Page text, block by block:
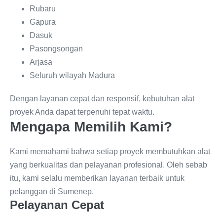
Rubaru
Gapura
Dasuk
Pasongsongan
Arjasa
Seluruh wilayah Madura
Dengan layanan cepat dan responsif, kebutuhan alat
proyek Anda dapat terpenuhi tepat waktu.
Mengapa Memilih Kami?
Kami memahami bahwa setiap proyek membutuhkan alat
yang berkualitas dan pelayanan profesional. Oleh sebab
itu, kami selalu memberikan layanan terbaik untuk
pelanggan di Sumenep.
Pelayanan Cepat